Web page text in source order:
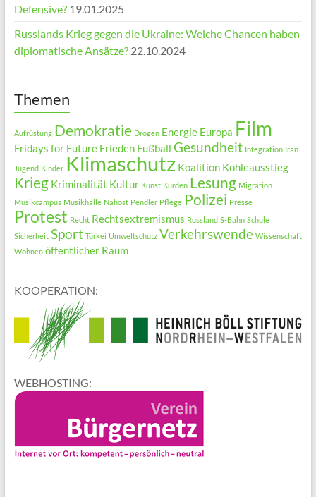
Defensive? 19.01.2025
Russlands Krieg gegen die Ukraine: Welche Chancen haben
diplomatische Ansätze? 22.10.2024
Themen
Aufrüstung Demokratie Drogen Energie Europa Film
Fridays for Future Frieden Fußball Gesundheit Integration Iran
Jugend Kinder Klimaschutz Koalition Kohleausstieg
Krieg Kriminalität Kultur Kunst Kurden Lesung Migration
Musikcampus Musikhalle Nahost Pendler Pflege Polizei Presse
Protest Recht Rechtsextremismus Russland S-Bahn Schule
Sicherheit Sport Türkei Umweltschutz Verkehrswende Wissenschaft
Wohnen öffentlicher Raum
KOOPERATION:
WEBHOSTING: